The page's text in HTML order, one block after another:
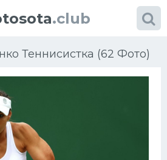
.club
Теннисистка (62 Фото)